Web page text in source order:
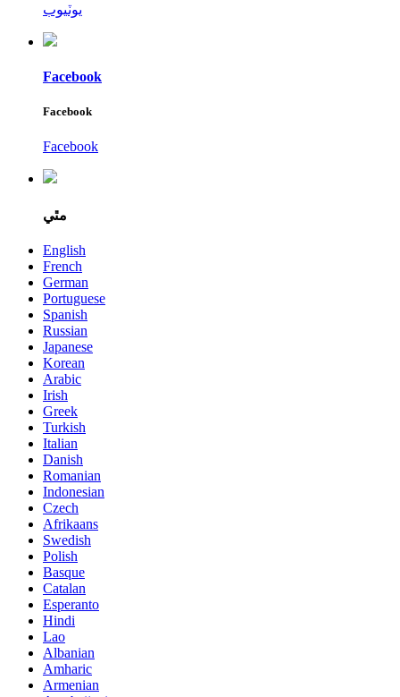
يوٽيوب
Facebook
Facebook
Facebook
مٿي
English
French
German
Portuguese
Spanish
Russian
Japanese
Korean
Arabic
Irish
Greek
Turkish
Italian
Danish
Romanian
Indonesian
Czech
Afrikaans
Swedish
Polish
Basque
Catalan
Esperanto
Hindi
Lao
Albanian
Amharic
Armenian